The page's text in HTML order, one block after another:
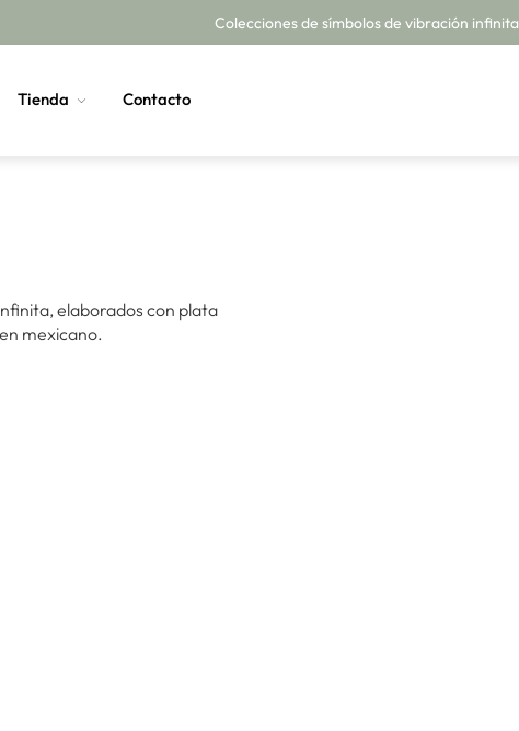
Colecciones de símbolos de vibración infinita
Tienda Contacto
elaborados con plata
mexicano.